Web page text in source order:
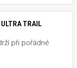
TRAIL
při pořádné